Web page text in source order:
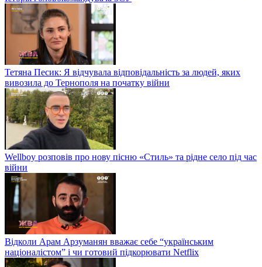
Тетяна Песик: Я відчувала відповідальність за людей, яких
вивозила до Тернополя на початку війни
Wellboy розповів про нову пісню «Стиль» та рідне село під час
війни
Відколи Арам Арзуманян вважає себе “українським
націоналістом” і чи готовий підкорювати Netflix